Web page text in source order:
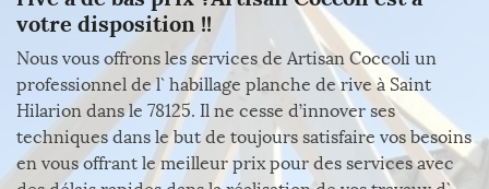
votre disposition !!
Nous vous offrons les services de Artisan Coccoli un
professionnel de l` habillage planche de rive à Saint
Hilarion dans le 78125. Il ne cesse d’innover ses
techniques dans le but de toujours satisfaire vos besoins
en vous offrant le meilleur prix pour des services avec